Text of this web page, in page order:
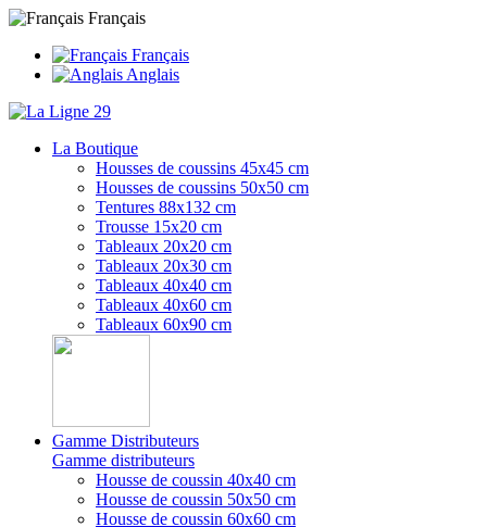
Français
Français
Anglais
La Boutique
Housses de coussins 45x45 cm
Housses de coussins 50x50 cm
Tentures 88x132 cm
Trousse 15x20 cm
Tableaux 20x20 cm
Tableaux 20x30 cm
Tableaux 40x40 cm
Tableaux 40x60 cm
Tableaux 60x90 cm
Gamme Distributeurs
Gamme distributeurs
Housse de coussin 40x40 cm
Housse de coussin 50x50 cm
Housse de coussin 60x60 cm